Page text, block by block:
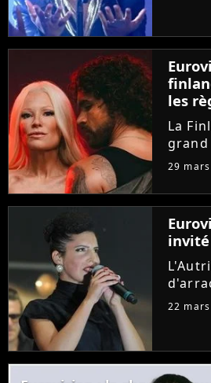
"C à
les
La
la
deux
une
29
des
22